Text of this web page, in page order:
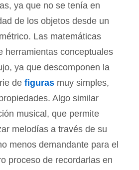
ya que no se tenía en
de los objetos desde un
Las matemáticas
herramientas conceptuales
ya que descomponen la
de figuras muy simples,
Algo similar
musical, que permite
melodías a través de su
menos demandante para el
proceso de recordarlas en